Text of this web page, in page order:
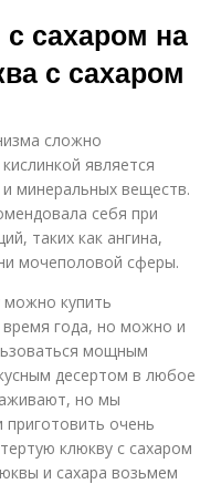
сахаром на
с сахаром
сложно
является
минеральных веществ.
себя при
таких как ангина,
мочеполовой сферы.
купить
время года, но можно и
мощным
десертом в любое
но мы
очень
клюкву с сахаром
и сахара возьмем